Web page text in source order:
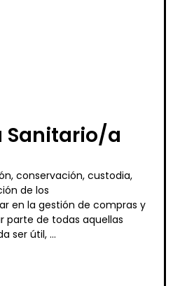
Sanitario/a
conservación, custodia,
de los
en la gestión de compras y
parte de todas aquellas
ser útil, ...